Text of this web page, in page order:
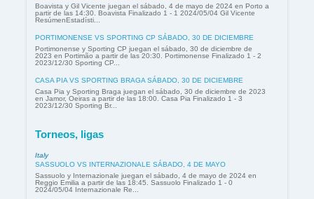
Boavista y Gil Vicente juegan el sábado, 4 de mayo de 2024 en Porto a
partir de las 14:30. Boavista Finalizado 1 - 1 2024/05/04 Gil Vicente
ResúmenEstadísti...
PORTIMONENSE VS SPORTING CP SÁBADO, 30 DE DICIEMBRE
Portimonense y Sporting CP juegan el sábado, 30 de diciembre de
2023 en Portimão a partir de las 20:30. Portimonense Finalizado 1 - 2
2023/12/30 Sporting CP...
CASA PIA VS SPORTING BRAGA SÁBADO, 30 DE DICIEMBRE
Casa Pia y Sporting Braga juegan el sábado, 30 de diciembre de 2023
en Jamor, Oeiras a partir de las 18:00. Casa Pia Finalizado 1 - 3
2023/12/30 Sporting Br...
Torneos, ligas
Italy
SASSUOLO VS INTERNAZIONALE SÁBADO, 4 DE MAYO
Sassuolo y Internazionale juegan el sábado, 4 de mayo de 2024 en
Reggio Emilia a partir de las 18:45. Sassuolo Finalizado 1 - 0
2024/05/04 Internazionale Re...